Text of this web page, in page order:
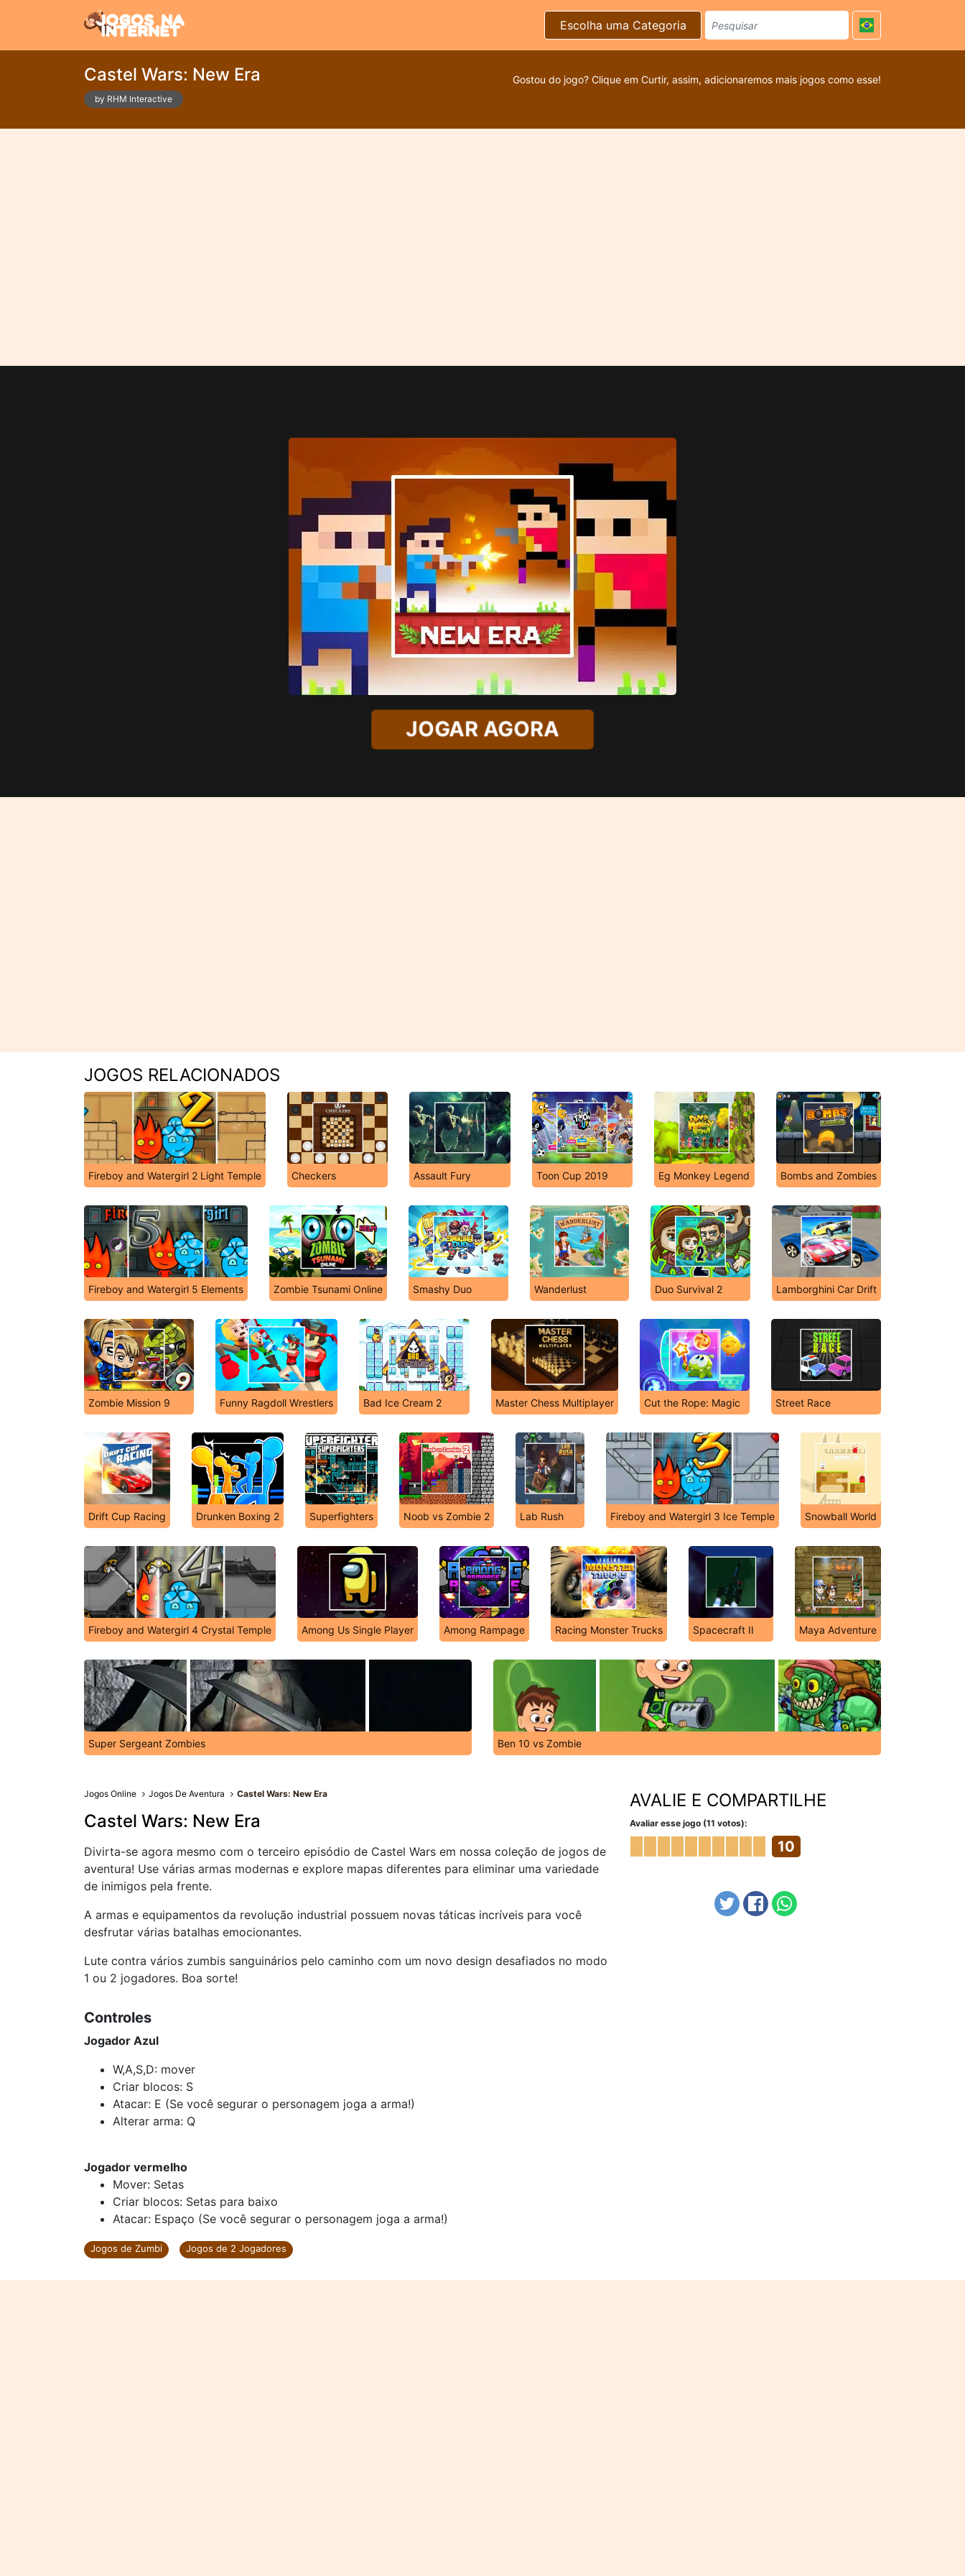
Escolha uma Categoria
Castel Wars: New Era
by RHM Interactive
Gostou do jogo? Clique em Curtir, assim, adicionaremos mais jogos como esse!
JOGAR AGORA
JOGOS RELACIONADOS
Fireboy and Watergirl 2 Light Temple Checkers Assault Fury Toon Cup 2019 Eg Monkey Legend Bombs and Zombies
Fireboy and Watergirl 5 Elements Zombie Tsunami Online Smashy Duo Wanderlust Duo Survival 2 Lamborghini Car Drift
Zombie Mission 9 Funny Ragdoll Wrestlers Bad Ice Cream 2 Master Chess Multiplayer Cut the Rope: Magic Street Race
Drift Cup Racing Drunken Boxing 2 Superfighters Noob vs Zombie 2 Lab Rush Fireboy and Watergirl 3 Ice Temple Snowball World
Fireboy and Watergirl 4 Crystal Temple Among Us Single Player Among Rampage Racing Monster Trucks Spacecraft II Maya Adventure
Super Sergeant Zombies Ben 10 vs Zombie
Jogos Online Jogos De Aventura Castel Wars: New Era
Castel Wars: New Era
Divirta-se agora mesmo com o terceiro episódio de Castel Wars em nossa coleção de jogos de
aventura! Use várias armas modernas e explore mapas diferentes para eliminar uma variedade
de inimigos pela frente.
A armas e equipamentos da revolução industrial possuem novas táticas incríveis para você
desfrutar várias batalhas emocionantes.
Lute contra vários zumbis sanguinários pelo caminho com um novo design desafiados no modo
1 ou 2 jogadores. Boa sorte!
Controles
Jogador Azul
W,A,S,D: mover
Criar blocos: S
Atacar: E (Se você segurar o personagem joga a arma!)
Alterar arma: Q
Jogador vermelho
Mover: Setas
Criar blocos: Setas para baixo
Atacar: Espaço (Se você segurar o personagem joga a arma!)
Jogos de Zumbi Jogos de 2 Jogadores
AVALIE E COMPARTILHE
Avaliar esse jogo (11 votos):
10